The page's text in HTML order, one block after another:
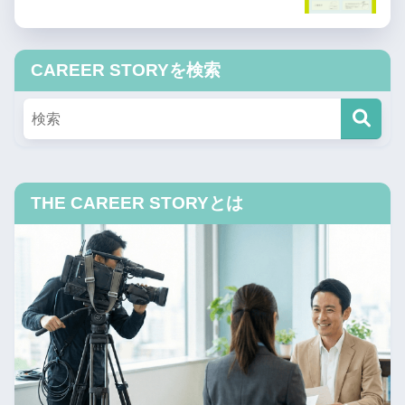
CAREER STORYを検索
THE CAREER STORYとは